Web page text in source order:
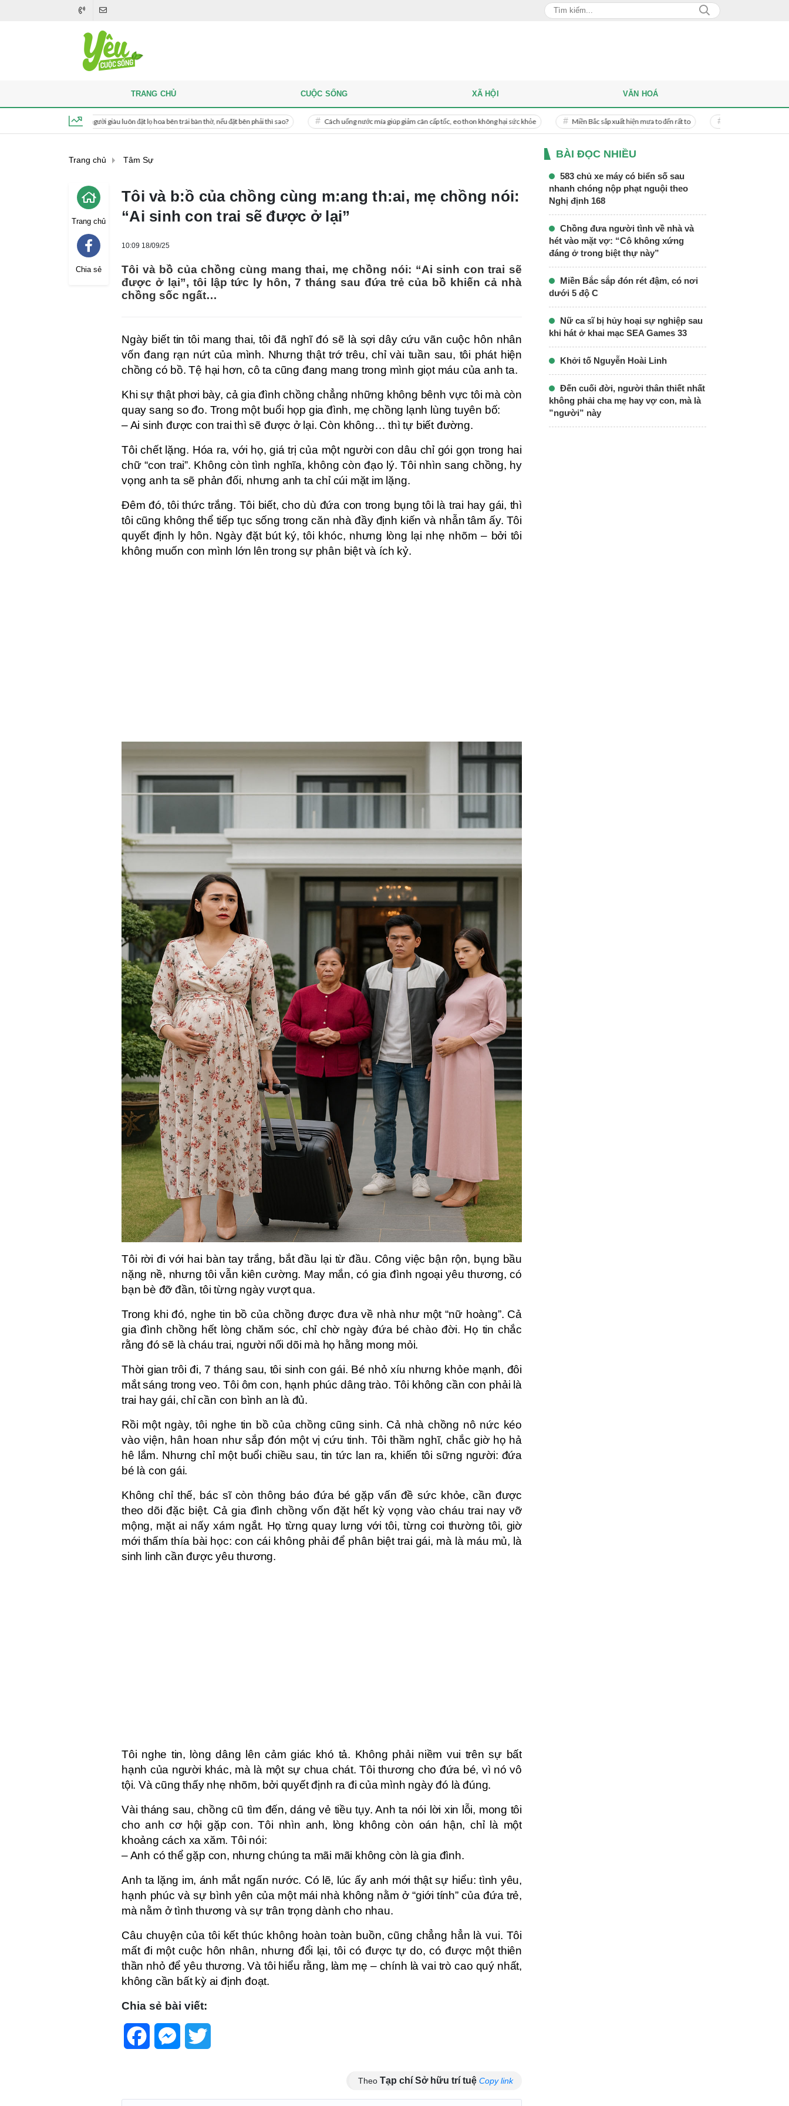
thắp hương, người giàu luôn đặt lọ hoa bên trái bàn thờ, nếu đặt bên phải thì sao? Cách uống nước mía giúp giảm cân cấp tốc, eo thon không hại sức khỏe Miền Bắc sắp xuất hiện mưa to đến rất to Danh tính người phụ nữ bị bạn trai
TRANG CHỦ CUỘC SỐNG XÃ HỘI VĂN HOÁ
Trang chủ Tâm Sự
Trang chủ
Chia sẻ
Tôi và b:ồ của chồng cùng m:ang th:ai, mẹ chồng nói:
“Ai sinh con trai sẽ được ở lại”
10:09 18/09/25
Tôi và bồ của chồng cùng mang thai, mẹ chồng nói: “Ai sinh con trai sẽ
được ở lại”, tôi lập tức ly hôn, 7 tháng sau đứa trẻ của bồ khiến cả nhà
chồng sốc ngất…
Ngày biết tin tôi mang thai, tôi đã nghĩ đó sẽ là sợi dây cứu vãn cuộc hôn nhân
vốn đang rạn nứt của mình. Nhưng thật trớ trêu, chỉ vài tuần sau, tôi phát hiện
chồng có bồ. Tệ hại hơn, cô ta cũng đang mang trong mình giọt máu của anh ta.
Khi sự thật phơi bày, cả gia đình chồng chẳng những không bênh vực tôi mà còn
quay sang so đo. Trong một buổi họp gia đình, mẹ chồng lạnh lùng tuyên bố:
– Ai sinh được con trai thì sẽ được ở lại. Còn không… thì tự biết đường.
Tôi chết lặng. Hóa ra, với họ, giá trị của một người con dâu chỉ gói gọn trong hai
chữ “con trai”. Không còn tình nghĩa, không còn đạo lý. Tôi nhìn sang chồng, hy
vọng anh ta sẽ phản đối, nhưng anh ta chỉ cúi mặt im lặng.
Đêm đó, tôi thức trắng. Tôi biết, cho dù đứa con trong bụng tôi là trai hay gái, thì
tôi cũng không thể tiếp tục sống trong căn nhà đầy định kiến và nhẫn tâm ấy. Tôi
quyết định ly hôn. Ngày đặt bút ký, tôi khóc, nhưng lòng lại nhẹ nhõm – bởi tôi
không muốn con mình lớn lên trong sự phân biệt và ích kỷ.
Tôi rời đi với hai bàn tay trắng, bắt đầu lại từ đầu. Công việc bận rộn, bụng bầu
nặng nề, nhưng tôi vẫn kiên cường. May mắn, có gia đình ngoại yêu thương, có
bạn bè đỡ đần, tôi từng ngày vượt qua.
Trong khi đó, nghe tin bồ của chồng được đưa về nhà như một “nữ hoàng”. Cả
gia đình chồng hết lòng chăm sóc, chỉ chờ ngày đứa bé chào đời. Họ tin chắc
rằng đó sẽ là cháu trai, người nối dõi mà họ hằng mong mỏi.
Thời gian trôi đi, 7 tháng sau, tôi sinh con gái. Bé nhỏ xíu nhưng khỏe mạnh, đôi
mắt sáng trong veo. Tôi ôm con, hạnh phúc dâng trào. Tôi không cần con phải là
trai hay gái, chỉ cần con bình an là đủ.
Rồi một ngày, tôi nghe tin bồ của chồng cũng sinh. Cả nhà chồng nô nức kéo
vào viện, hân hoan như sắp đón một vị cứu tinh. Tôi thầm nghĩ, chắc giờ họ hả
hê lắm. Nhưng chỉ một buổi chiều sau, tin tức lan ra, khiến tôi sững người: đứa
bé là con gái.
Không chỉ thế, bác sĩ còn thông báo đứa bé gặp vấn đề sức khỏe, cần được
theo dõi đặc biệt. Cả gia đình chồng vốn đặt hết kỳ vọng vào cháu trai nay vỡ
mộng, mặt ai nấy xám ngắt. Họ từng quay lưng với tôi, từng coi thường tôi, giờ
mới thấm thía bài học: con cái không phải để phân biệt trai gái, mà là máu mủ, là
sinh linh cần được yêu thương.
Tôi nghe tin, lòng dâng lên cảm giác khó tả. Không phải niềm vui trên sự bất
hạnh của người khác, mà là một sự chua chát. Tôi thương cho đứa bé, vì nó vô
tội. Và cũng thấy nhẹ nhõm, bởi quyết định ra đi của mình ngày đó là đúng.
Vài tháng sau, chồng cũ tìm đến, dáng vẻ tiều tụy. Anh ta nói lời xin lỗi, mong tôi
cho anh cơ hội gặp con. Tôi nhìn anh, lòng không còn oán hận, chỉ là một
khoảng cách xa xăm. Tôi nói:
– Anh có thể gặp con, nhưng chúng ta mãi mãi không còn là gia đình.
Anh ta lặng im, ánh mắt ngấn nước. Có lẽ, lúc ấy anh mới thật sự hiểu: tình yêu,
hạnh phúc và sự bình yên của một mái nhà không nằm ở “giới tính” của đứa trẻ,
mà nằm ở tình thương và sự trân trọng dành cho nhau.
Câu chuyện của tôi kết thúc không hoàn toàn buồn, cũng chẳng hẳn là vui. Tôi
mất đi một cuộc hôn nhân, nhưng đổi lại, tôi có được tự do, có được một thiên
thần nhỏ để yêu thương. Và tôi hiểu rằng, làm mẹ – chính là vai trò cao quý nhất,
không cần bất kỳ ai định đoạt.
Chia sẻ bài viết:
FacebookMessenger
Theo Tạp chí Sở hữu trí tuệ Copy link
BÀI ĐỌC NHIỀU
583 chủ xe máy có biển số sau
nhanh chóng nộp phạt nguội theo
Nghị định 168
Chồng đưa người tình về nhà và
hét vào mặt vợ: “Cô không xứng
đáng ở trong biệt thự này”
Miền Bắc sắp đón rét đậm, có nơi
dưới 5 độ C
Nữ ca sĩ bị hủy hoại sự nghiệp sau
khi hát ở khai mạc SEA Games 33
Khởi tố Nguyễn Hoài Linh
Đến cuối đời, người thân thiết nhất
không phải cha mẹ hay vợ con, mà là
”người” này